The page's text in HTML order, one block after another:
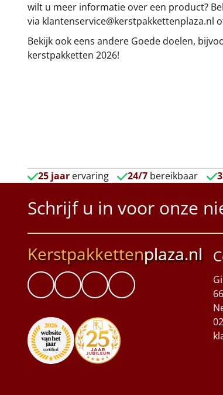
wilt u meer informatie over een product?
via klantenservice@kerstpakkettenplaza.nl
Bekijk ook eens andere Goede doelen,
kerstpakketten 2026!
25 jaar ervaring 24/7 bereikbaar
Schrijf u in voor onze
Kerstpakkettenplaza.nl